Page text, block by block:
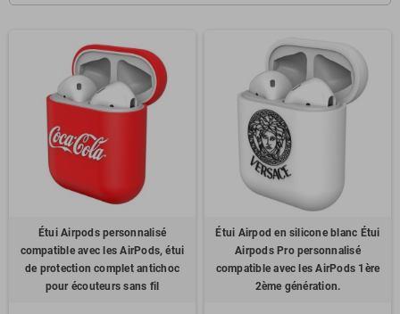
de vos options.
Étui Airpods personnalisé
compatible avec les AirPods, étui
de protection complet antichoc
pour écouteurs sans fil
Étui Airpod en silicone blanc Étui
Airpods Pro personnalisé
compatible avec les AirPods 1ère
2ème génération.